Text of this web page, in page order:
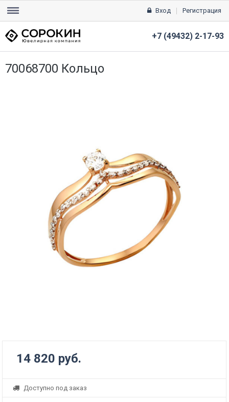
Вход Регистрация
+7 (49432) 2-17-93
70068700 Кольцо
14 820 руб.
Доступно под заказ